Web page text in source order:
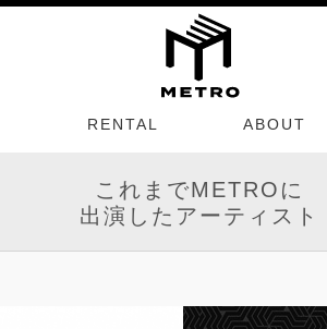
RENTAL ABOUT
これまでMETROに
出演したアーティスト